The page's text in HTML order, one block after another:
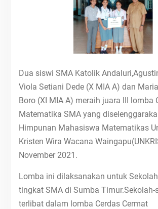
Dua siswi SMA Katolik
Viola Setiani Dede (X MIA A) dan
Boro (XI MIA A) meraih juara III lomba
Matematika SMA yang
Himpunan Mahasiswa Matematikas
Kristen Wira Wacana
November 2021.
Lomba ini dilaksanakan untuk
tingkat SMA di Sumba Timur.Sekolah-
terlibat dalam lomba Cerdas Cermat